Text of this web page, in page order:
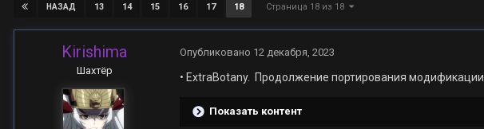
НАЗАД 13 14 15 16 17 18 Страница 18 из 18
Kirishima
Шахтёр
Опубликовано 12 декабря, 2023
• ExtraBotany. Продолжение портирования модификации.
Показать контент